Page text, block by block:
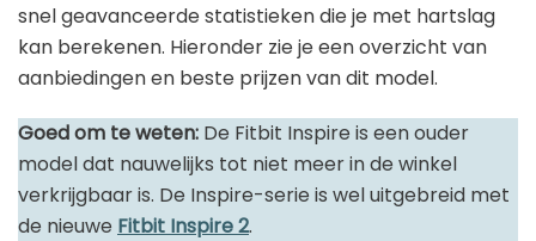
Suunto
Wahoo
Xiaomi
snel geavanceerde statistieken die je met hartslag
kan berekenen. Hieronder zie je een overzicht van
aanbiedingen en beste prijzen van dit model.
Goed om te weten: De Fitbit Inspire is een ouder
model dat nauwelijks tot niet meer in de winkel
verkrijgbaar is. De Inspire-serie is wel uitgebreid met
de nieuwe Fitbit Inspire 2.